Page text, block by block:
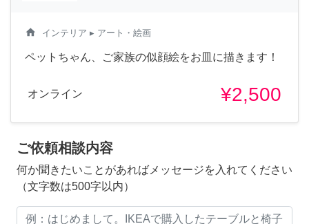
home インテリア ▸ アート・絵画
ペットちゃん、ご家族の似顔絵をお皿に描きます！
オンライン ¥2,500
ご依頼相談内容
何か聞きたいことがあればメッセージを入れてください
（文字数は500字以内）